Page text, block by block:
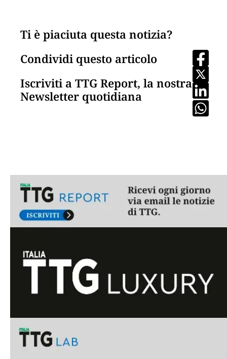
Ti è piaciuta questa notizia?
Condividi questo articolo
Iscriviti a TTG Report, la nostra
Newsletter quotidiana